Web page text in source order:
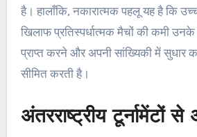
है। हालाँकि, नकारात्मक पहलू यह है कि
खिलाफ प्रतिस्पर्धात्मक मैचों की कमी
प्राप्त करने और अपनी सांख्यिकी में सुधार
सीमित करती है।
अंतरराष्ट्रीय टूर्नामेंटों से